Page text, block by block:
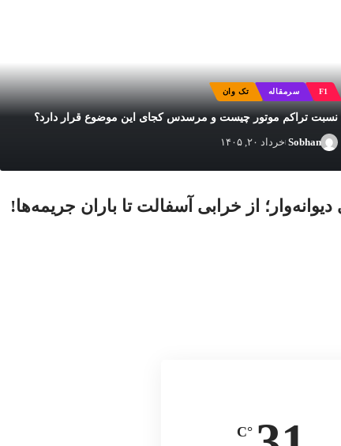
بهادر تیر ۲۴, ۱۴۰۵
F1 سرمقاله تک وان
نسبت تراکم موتور چیست و مرسدس کجای این موضوع قرار دارد؟
Sobhan خرداد ۲۰, ۱۴۰۵
دیوانه‌وار؛ از خرابی آسفالت تا باران جریمه‌ها!
°C